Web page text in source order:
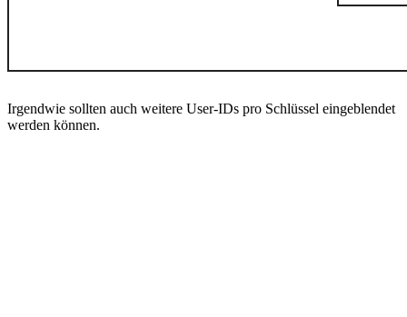
Irgendwie sollten auch weitere User-IDs pro Schlüssel eingeblendet
werden können.